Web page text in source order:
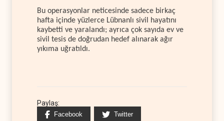
Bu operasyonlar neticesinde sadece birkaç
hafta içinde yüzlerce Lübnanlı sivil hayatını
kaybetti ve yaralandı; ayrıca çok sayıda ev ve
sivil tesis de doğrudan hedef alınarak ağır
yıkıma uğratıldı.
Paylaş:
Facebook Twitter